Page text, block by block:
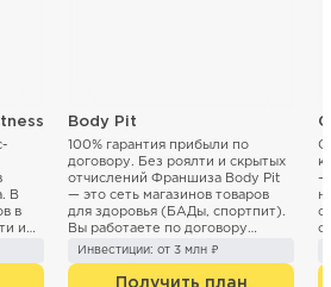
В
в
и
Body Pit
100% гарантия прибыли по
договору. Без роялти и скрытых
отчислений Франшиза Body Pit
— это сеть магазинов товаров
для здоровья (БАДы, спортпит).
Вы работаете по договору
коммерческой концесси...
Инвестиции: от 3 млн ₽
Получить план
—